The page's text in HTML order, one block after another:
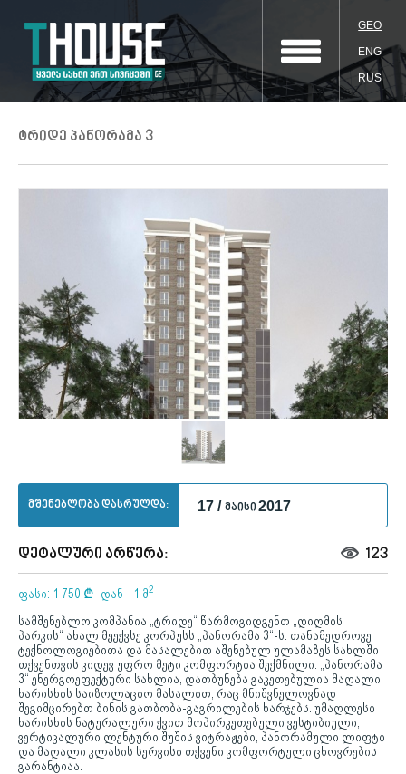
GEO
ENG
RUS
ტრიდე პანორამა 3
მშენებლობა დასრულდა: 17 / მაისი 2017
დეტალური არწერა: 123
ფასი: 1 750 ¢- დან - 1 მ2
სამშენებლო კომპანია „ტრიდე“ წარმოგიდგენთ „დიღმის
პარკის“ ახალ მეექვსე კორპუსს „პანორამა 3“-ს. თანამედროვე
ტექნოლოგიებითა და მასალებით აშენებულ ულამაზეს სახლში
თქვენთვის კიდევ უფრო მეტი კომფორტია შექმნილი. „პანორამა
3“ ენერგოეფექტური სახლია, დათბუნება გაკეთებულია მაღალი
ხარისხის საიზოლაციო მასალით, რაც მნიშვნელოვნად
შეგიმცირებთ ბინის გათბობა-გაგრილების ხარჯებს. უმაღლესი
ხარისხის ნატურალური ქვით მოპირკეთებული ვესტიბიული,
ვერტიკალური ლენტური შუშის ვიტრაჟები, პანორამული ლიფტი
და მაღალი კლასის სერვისი თქვენი კომფორტული ცხოვრების
გარანტიაა.